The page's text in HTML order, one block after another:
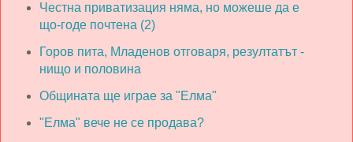
Честна приватизация няма, но можеше да е
що-годе почтена (2)
Горов пита, Младенов отговаря, резултатът -
нищо и половина
Общината ще играе за "Елма"
"Елма" вече не се продава?